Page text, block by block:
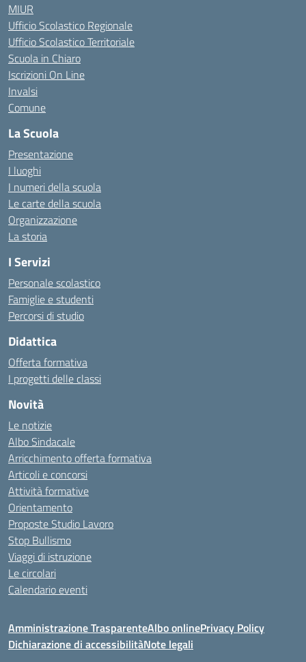
MIUR
Ufficio Scolastico Regionale
Ufficio Scolastico Territoriale
Scuola in Chiaro
Iscrizioni On Line
Invalsi
Comune
La Scuola
Presentazione
I luoghi
I numeri della scuola
Le carte della scuola
Organizzazione
La storia
I Servizi
Personale scolastico
Famiglie e studenti
Percorsi di studio
Didattica
Offerta formativa
I progetti delle classi
Novità
Le notizie
Albo Sindacale
Arricchimento offerta formativa
Articoli e concorsi
Attività formative
Orientamento
Proposte Studio Lavoro
Stop Bullismo
Viaggi di istruzione
Le circolari
Calendario eventi
Amministrazione TrasparenteAlbo onlinePrivacy Policy
Dichiarazione di accessibilitàNote legali